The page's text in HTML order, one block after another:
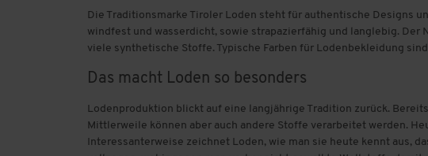
Die Traditionsmarke Tiroler Loden steht für authentische Designs
windfest und wasserdicht, sowie strapazierfähig und langlebig.
viele synthetische Stoffe. Typische Farben für Lodenbekleidung
Das macht Loden so besonders
Lodenproduktion blickt auf eine langjährige Tradition zurück.
Mittlerweile können aber auch andere Stoffe verarbeitet werden.
Interessanterweise zeichnet Loden, wie man sie heute kennt aus,